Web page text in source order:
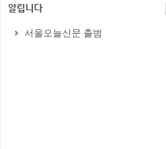
서울오늘신문 출범